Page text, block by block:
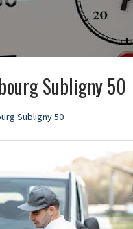
Subligny 50
Subligny 50